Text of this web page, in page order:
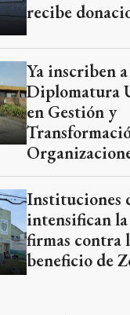
recibe
Ya inscriben
Diplomatura
en Gestión y
Instituciones
intensifican
firmas contra
beneficio de